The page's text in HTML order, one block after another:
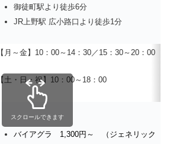
御徒町駅より徒歩6分
JR上野駅 広小路口より徒歩1分
【月～金】10：00～14：30／15：30～20：00
【土・日・祝】10：00～18：00
バイアグラ 1,300円～ （ジェネリック
スクロールできます